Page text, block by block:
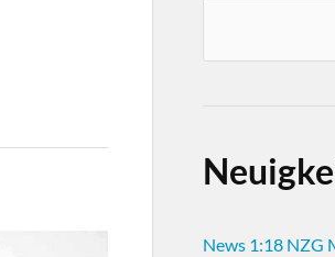
News 1:18 NZG